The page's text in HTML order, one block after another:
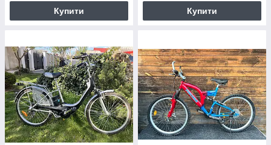
Купити Купити